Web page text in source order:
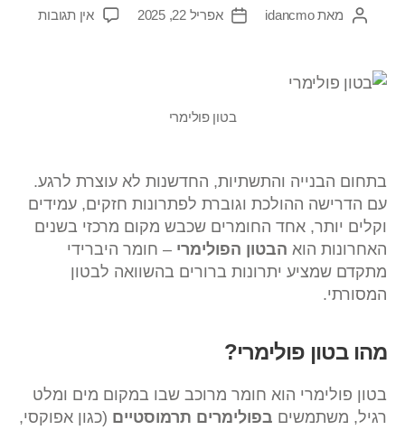
מאתidancmo אפריל 22, 2025 אין תגובות
בטון פולימרי
בתחום הבנייה והתשתיות, החדשנות לא עוצרת לרגע.
עם הדרישה ההולכת וגוברת לפתרונות חזקים, עמידים
וקלים יותר, אחד החומרים שכבש מקום מרכזי בשנים
האחרונות הוא הבטון הפולימרי – חומר היברידי
מתקדם שמציע יתרונות ברורים בהשוואה לבטון
המסורתי.
מהו בטון פולימרי?
בטון פולימרי הוא חומר מרוכב שבו במקום מים ומלט
רגיל, משתמשים בפולימרים תרמוסטיים (כגון אפוקסי,